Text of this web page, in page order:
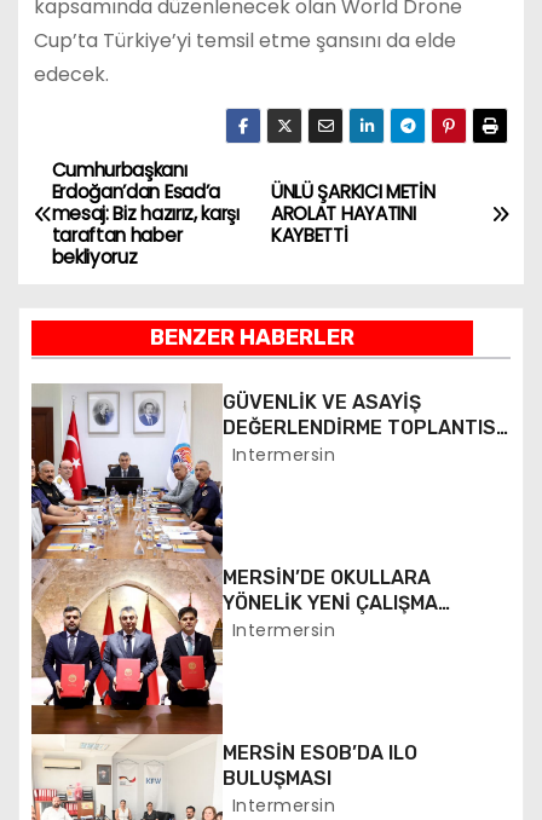
kapsamında düzenlenecek olan World Drone
Cup’ta Türkiye’yi temsil etme şansını da elde
edecek.
Y
a
ı
g
e
z
i
n
m
e
s
i
ÜNLÜ ŞARKICI METİN
AROLAT HAYATINI
KAYBETTİ
Cumhurbaşkanı
Erdoğan’dan Esad’a
mesaj: Biz hazırız, karşı
taraftan haber
bekliyoruz
BENZER HABERLER
GÜVENLİK VE ASAYİŞ
DEĞERLENDİRME TOPLANTISI
YAPILDI
Intermersin
MERSİN’DE OKULLARA
YÖNELİK YENİ ÇALIŞMA
BAŞLATILDI
Intermersin
MERSİN ESOB’DA ILO
BULUŞMASI
Intermersin